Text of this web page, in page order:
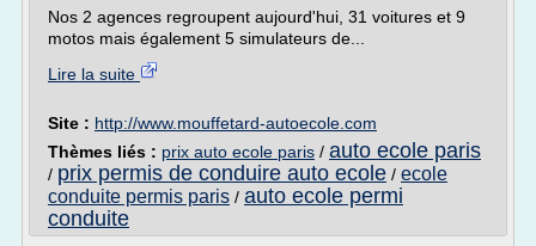
Nos 2 agences regroupent aujourd'hui, 31 voitures et 9
motos mais également 5 simulateurs de...
Lire la suite
Site : http://www.mouffetard-autoecole.com
Thèmes liés : prix auto ecole paris / auto ecole paris
/ prix permis de conduire auto ecole / ecole
conduite permis paris / auto ecole permi
conduite